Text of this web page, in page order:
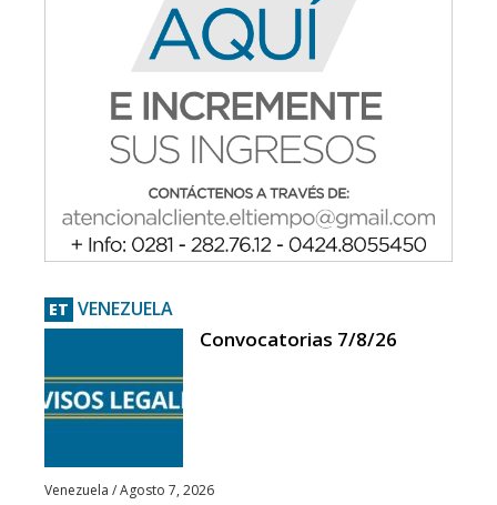
ET VENEZUELA
Convocatorias 7/8/26
Venezuela /Agosto 7, 2026